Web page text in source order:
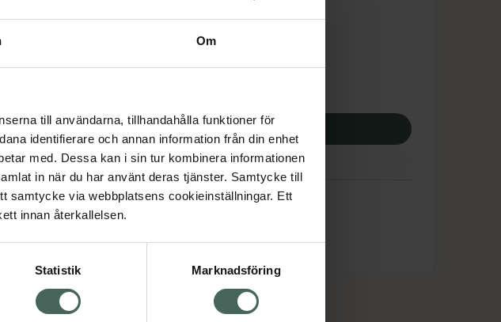
Om
till användarna, tillhandahålla funktioner för
identifierare och annan information från din enhet
med. Dessa kan i sin tur kombinera informationen
in när du har använt deras tjänster. Samtycke till
samtycke via webbplatsens cookieinställningar. Ett
innan återkallelsen.
Statistik Marknadsföring
663,25 kr
Köp via ditt recept
erbjudanden
Om recept och läkemedel